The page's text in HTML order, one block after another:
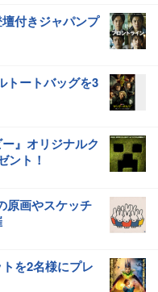
付きジャパンプ
トートバッグを3
』オリジナルク
ント！
原画やスケッチ
を2名様にプレ